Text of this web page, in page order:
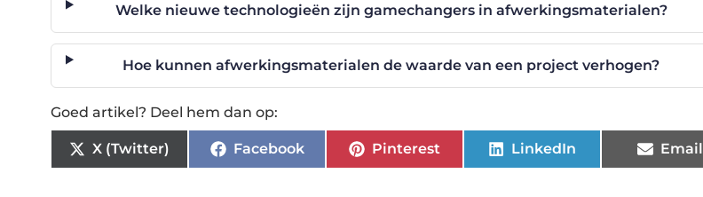
Welke nieuwe technologieën zijn gamechangers in afwerkingsmaterialen?
Hoe kunnen afwerkingsmaterialen de waarde van een project verhogen?
Goed artikel? Deel hem dan op:
X (Twitter) Facebook Pinterest LinkedIn Email